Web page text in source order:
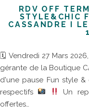
RDV OFF
STYLE&CHIC
CASSANDRE I
🗓 Vendredi 27 Mars
gérante de la Boutique
d'une pause Fun style
respectifs
Un
offertes…